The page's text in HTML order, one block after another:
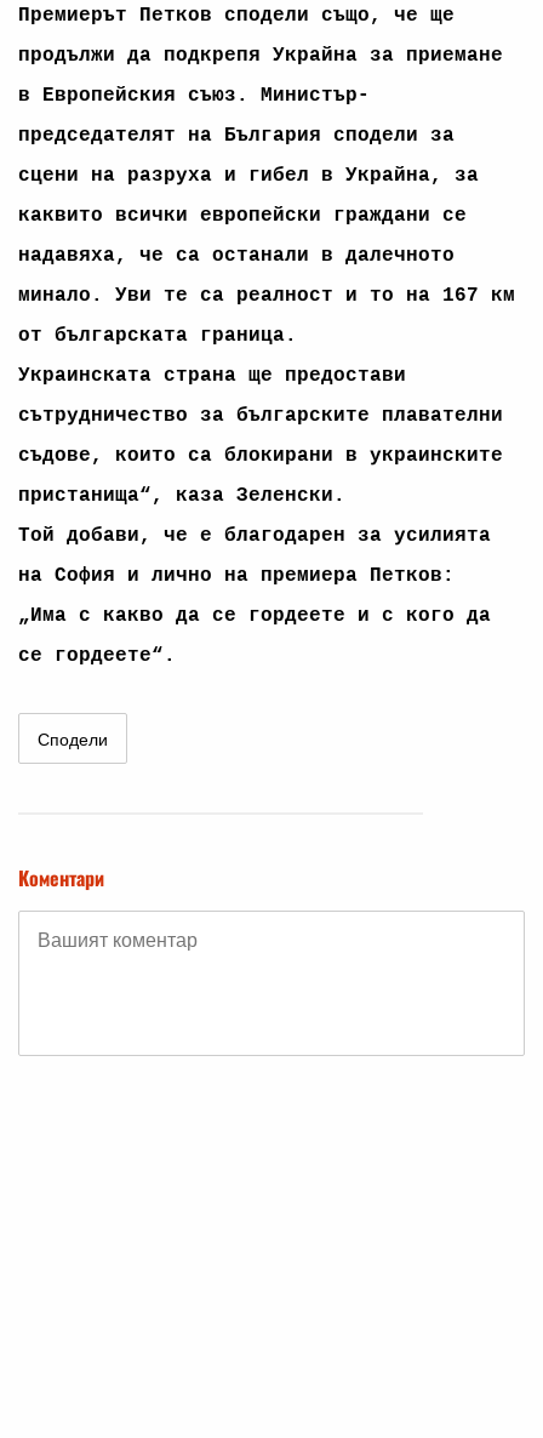
Премиерът Петков сподели също, че ще
продължи да подкрепя Украйна за приемане
в Европейския съюз. Министър-
председателят на България сподели за
сцени на разруха и гибел в Украйна, за
каквито всички европейски граждани се
надавяха, че са останали в далечното
минало. Уви те са реалност и то на 167 км
от българската граница.
Украинската страна ще предостави
сътрудничество за българските плавателни
съдове, които са блокирани в украинските
пристанища“, каза Зеленски.
Той добави, че е благодарен за усилията
на София и лично на премиера Петков:
„Има с какво да се гордеете и с кого да
се гордеете“.
Сподели
Коментари